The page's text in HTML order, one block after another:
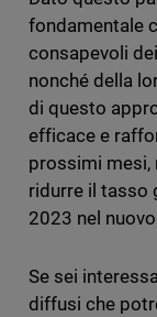
fondamentale
consapevoli
nonché della
di questo
efficace e
prossimi mesi,
ridurre il tasso
2023 nel
Se sei
diffusi che